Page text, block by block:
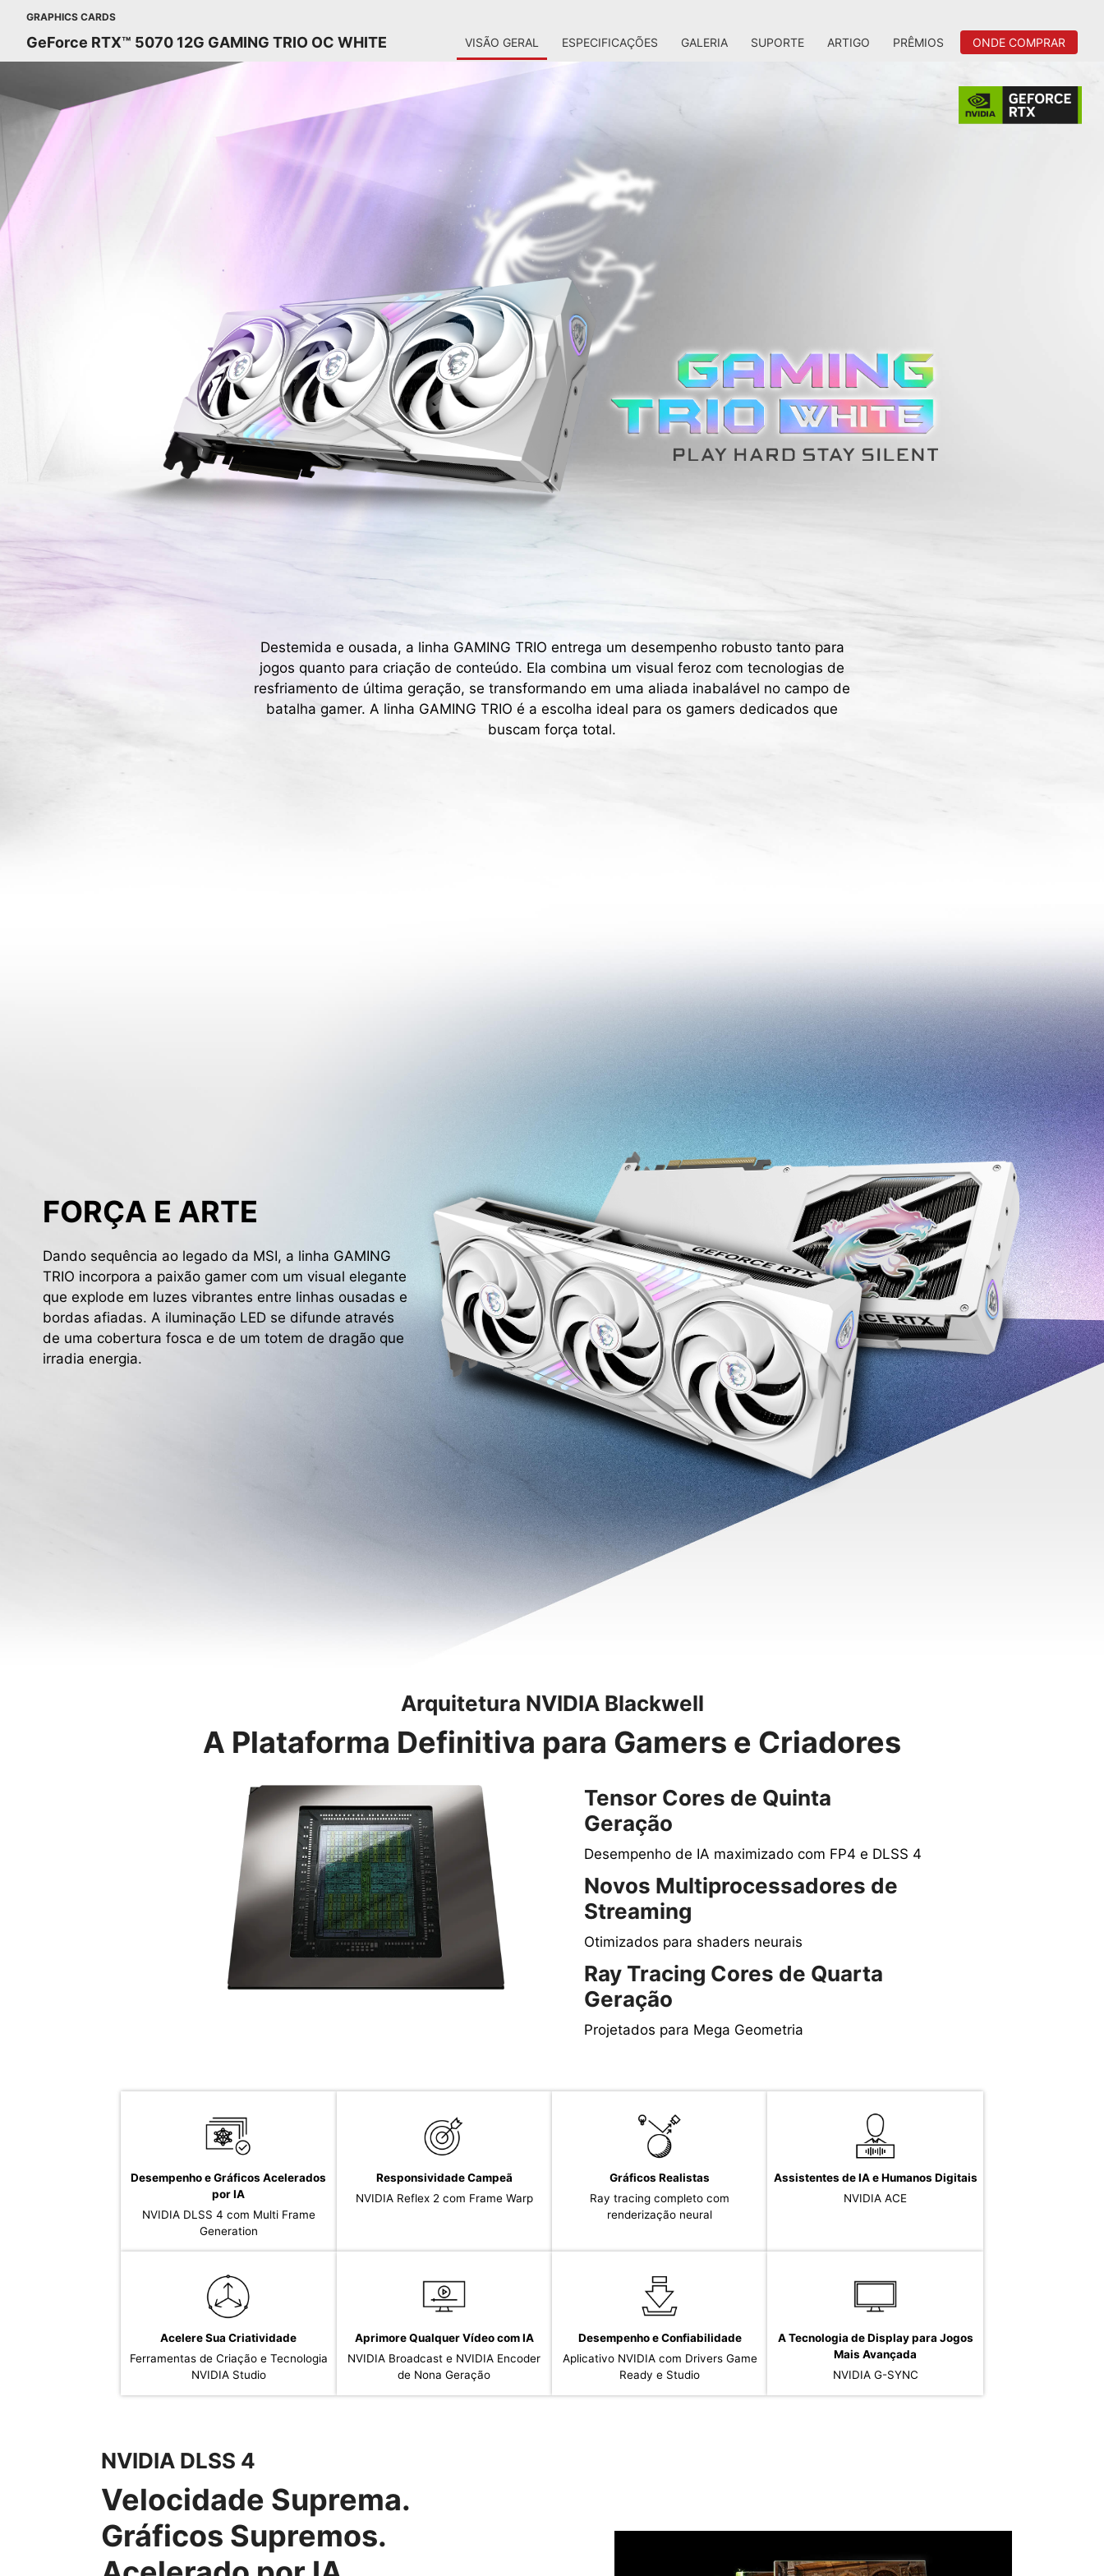
GRAPHICS CARDS
GeForce RTX™ 5070 12G GAMING TRIO OC WHITE VISÃO GERAL ESPECIFICAÇÕES GALERIA SUPORTE ARTIGO PRÊMIOS ONDE COMPRAR
Destemida e ousada, a linha GAMING TRIO entrega um desempenho robusto tanto para
jogos quanto para criação de conteúdo. Ela combina um visual feroz com tecnologias de
resfriamento de última geração, se transformando em uma aliada inabalável no campo de
batalha gamer. A linha GAMING TRIO é a escolha ideal para os gamers dedicados que
buscam força total.
FORÇA E ARTE
Dando sequência ao legado da MSI, a linha GAMING
TRIO incorpora a paixão gamer com um visual elegante
que explode em luzes vibrantes entre linhas ousadas e
bordas afiadas. A iluminação LED se difunde através
de uma cobertura fosca e de um totem de dragão que
irradia energia.
Arquitetura NVIDIA Blackwell
A Plataforma Definitiva para Gamers e Criadores
Tensor Cores de Quinta
Geração
Desempenho de IA maximizado com FP4 e DLSS 4
Novos Multiprocessadores de
Streaming
Otimizados para shaders neurais
Ray Tracing Cores de Quarta
Geração
Projetados para Mega Geometria
Desempenho e Gráficos Acelerados
por IA
NVIDIA DLSS 4 com Multi Frame
Generation
Responsividade Campeã
NVIDIA Reflex 2 com Frame Warp
Gráficos Realistas
Ray tracing completo com
renderização neural
Assistentes de IA e Humanos Digitais
NVIDIA ACE
Acelere Sua Criatividade
Ferramentas de Criação e Tecnologia
NVIDIA Studio
Aprimore Qualquer Vídeo com IA
NVIDIA Broadcast e NVIDIA Encoder
de Nona Geração
Desempenho e Confiabilidade
Aplicativo NVIDIA com Drivers Game
Ready e Studio
A Tecnologia de Display para Jogos
Mais Avançada
NVIDIA G-SYNC
NVIDIA DLSS 4
Velocidade Suprema.
Gráficos Supremos.